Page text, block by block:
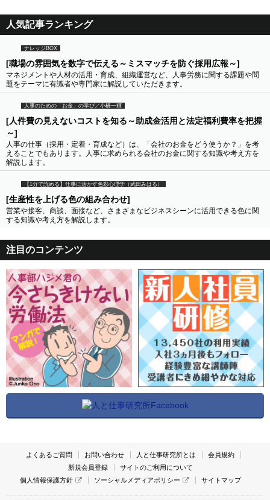
人気記事ランキング
ナレッジBOX
[職場の雰囲気を数字で伝える～ミスマッチを防ぐ採用広報～]
マネジメントや人材の活用・育成、組織運営など、人事労務に関する課題や問
題をテーマに有識者や専門家に解説していただきます。
人事のための「お金」の学び／小橋一輝
[人件費の見えないコストを知る～助成金活用と法定福利費率を把握
～]
人事の仕事（採用・定着・育成など）は、「会社のお金をどう使うか？」を考
えることでもあります。人事に求められる会社のお金に関する知識や考え方を
解説します。
【1分で読める】仕事に活かす色彩心理学（武田みはる）
[生産性を上げる色の組み合わせ]
営業や接客、商談、面接など、さまざまなビジネスシーンに活用できる色に関
する知識や考え方を解説します。
注目のコンテンツ
よくあるご質問 お問い合わせ 人と仕事研究所とは
会員規約
新規会員登録
サイトのご利用について
個人情報保護方針
ソーシャルメディアポリシー サイトマップ